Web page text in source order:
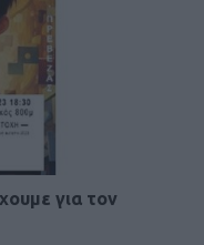
για τον